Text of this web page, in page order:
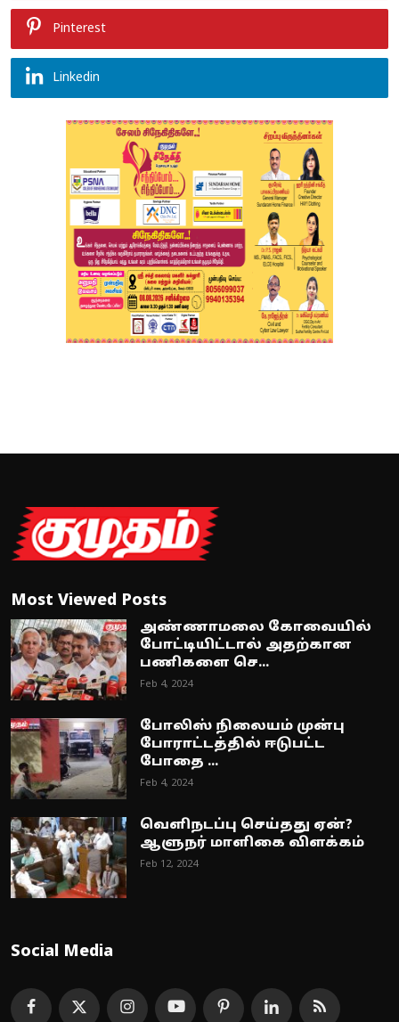
Pinterest
Linkedin
Most Viewed Posts
அண்ணாமலை கோவையில்
போட்டியிட்டால் அதற்கான
பணிகளை செ...
Feb 4, 2024
போலிஸ் நிலையம் முன்பு
போராட்டத்தில் ஈடுபட்ட
போதை ...
Feb 4, 2024
வெளிநடப்பு செய்தது ஏன்?
ஆளுநர் மாளிகை விளக்கம்
Feb 12, 2024
Social Media